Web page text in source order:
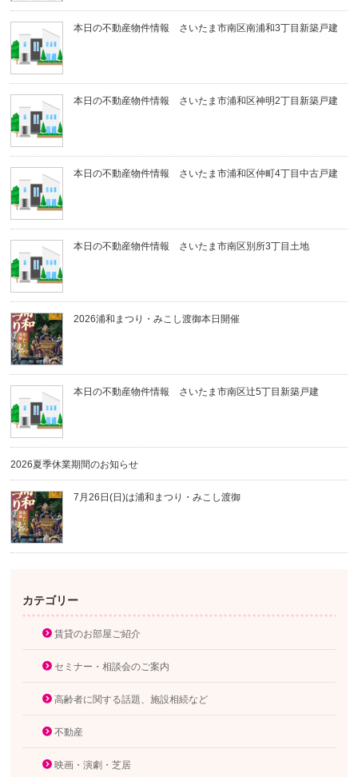
本日の不動産物件情報 さいたま市南区南浦和3丁目新築戸建
本日の不動産物件情報 さいたま市浦和区神明2丁目新築戸建
本日の不動産物件情報 さいたま市浦和区仲町4丁目中古戸建
本日の不動産物件情報 さいたま市南区別所3丁目土地
2026浦和まつり・みこし渡御本日開催
本日の不動産物件情報 さいたま市南区辻5丁目新築戸建
2026夏季休業期間のお知らせ
7月26日(日)は浦和まつり・みこし渡御
カテゴリー
賃貸のお部屋ご紹介
セミナー・相談会のご案内
高齢者に関する話題、施設相続など
不動産
映画・演劇・芝居